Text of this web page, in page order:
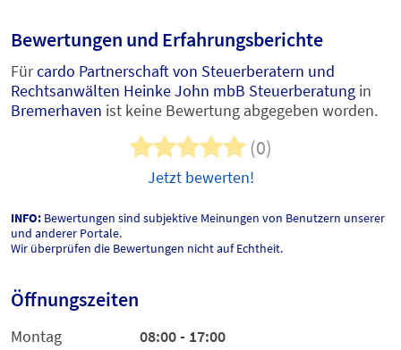
Bewertungen und Erfahrungsberichte
Fürcardo Partnerschaft von Steuerberatern und
Rechtsanwälten Heinke John mbB Steuerberatung in
Bremerhaven ist keine Bewertung abgegeben worden.
(0)
Jetzt bewerten!
INFO: Bewertungen sind subjektive Meinungen von Benutzern unserer
und anderer Portale.
Wir überprüfen die Bewertungen nicht auf Echtheit.
Öffnungszeiten
Montag
08:00 - 17:00